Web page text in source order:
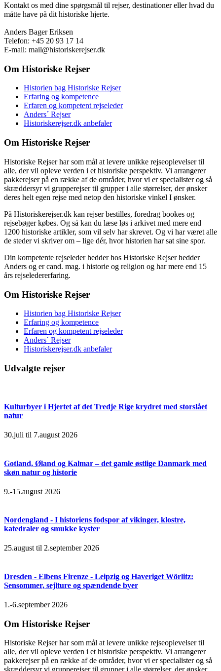
Kontakt os med dine spørgsmål til rejser, destinationer eller hvad du
måtte have på dit historiske hjerte.
Anders Bager Eriksen
Telefon: +45 20 93 17 14
E-mail: mail@historiskerejser.dk
Om Historiske Rejser
Historien bag Historiske Rejser
Erfaring og kompetence
Erfaren og kompetent rejseleder
Anders´ Rejser
Historiskerejser.dk anbefaler
Om Historiske Rejser
Historiske Rejser har som mål at levere unikke rejseoplevelser til
alle, der vil opleve verden i et historiske perspektiv. Vi arrangerer
pakkerejser på en række af de områder, hvor vi er specialister og så
skræddersyr vi grupperejser til grupper i alle størrelser, der ønsker
deres helt egen rejse med netop den historiske vinkel I ønsker.
På Historiskerejser.dk kan rejser bestilles, foredrag bookes og
rejsebøger købes. Og så kan du læse løs i arkivet med mere end
1200 historiske artikler, som vil selv har skrevet. Og vi har været alle
de steder vi skriver om – lige dér, hvor historien har sat sine spor.
Din kompetente rejseleder hedder hos Historiske Rejser hedder
Anders og er cand. mag. i historie og religion og har mere end 15
års rejseledererfaring.
Om Historiske Rejser
Historien bag Historiske Rejser
Erfaring og kompetence
Erfaren og kompetent rejseleder
Anders´ Rejser
Historiskerejser.dk anbefaler
Udvalgte rejser
Kulturbyer i Hjertet af det Tredje Rige krydret med storslået
natur
30.juli til 7.august 2026
Gotland, Øland og Kalmar – det gamle østlige Danmark med
skøn natur og historie
9.-15.august 2026
Nordengland - I historiens fodspor af vikinger, klostre,
katedraler og smukke kyster
25.august til 2.september 2026
Dresden - Elbens Firenze - Leipzig og Haveriget Wörlitz:
Sensommer, sejlture og spændende byer
1.-6.september 2026
Om Historiske Rejser
Historiske Rejser har som mål at levere unikke rejseoplevelser til
alle, der vil opleve verden i et historiske perspektiv. Vi arrangerer
pakkerejser på en række af de områder, hvor vi er specialister og så